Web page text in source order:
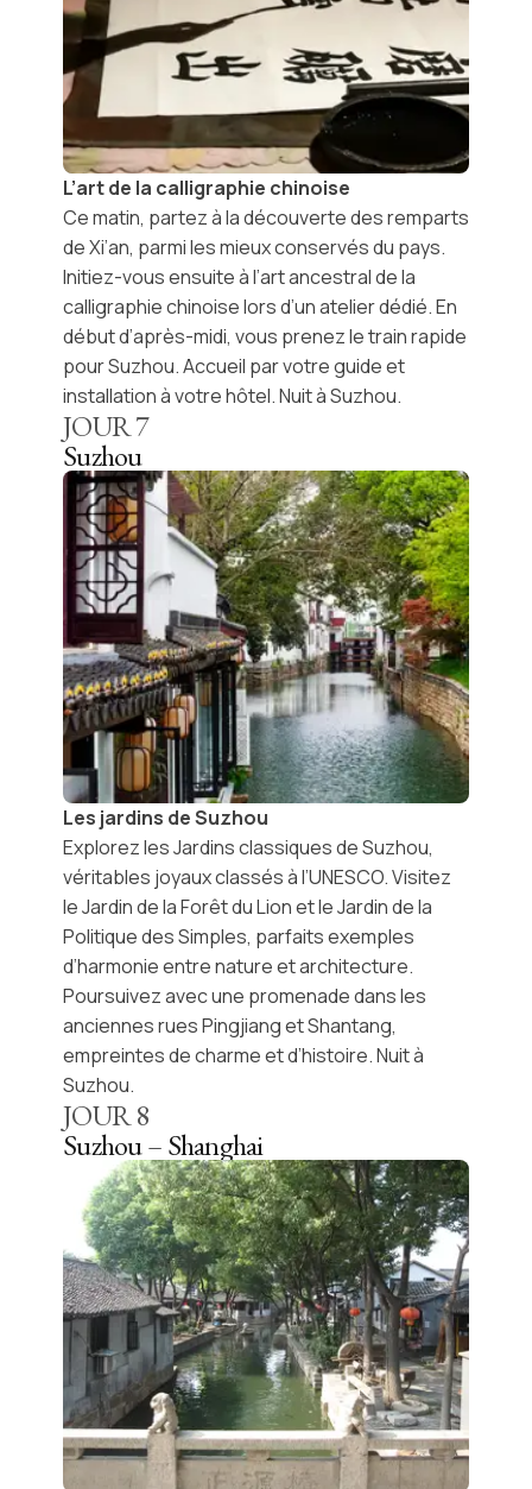
L’art de la calligraphie chinoise
Ce matin, partez à la découverte desremparts
de Xi’an, parmi les mieux conservés du pays.
Initiez-vous ensuite à l’art ancestral de la
calligraphie chinoiselors d’un atelier dédié. En
début d’après-midi, vous prenez letrain rapide
pourSuzhou. Accueil par votre guide et
installation à votre hôtel. Nuit à Suzhou.
JOUR7
Suzhou
Les jardins de Suzhou
Explorez lesJardins classiques de Suzhou,
véritables joyaux classés à l’UNESCO. Visitez
leJardin de la Forêt du Lionet leJardin de la
Politique des Simples, parfaits exemples
d’harmonie entre nature et architecture.
Poursuivez avec une promenade dans les
anciennes ruesPingjiangetShantang,
empreintes de charme et d’histoire. Nuit à
Suzhou.
JOUR8
Suzhou – Shanghai